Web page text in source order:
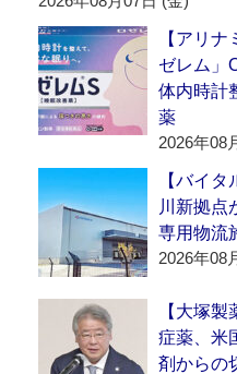
【アリ
ゼレム」
体内時計
薬
2026年08
【バイ
川新拠点
専用物流
2026年08
【大塚
症薬、米
剤からの